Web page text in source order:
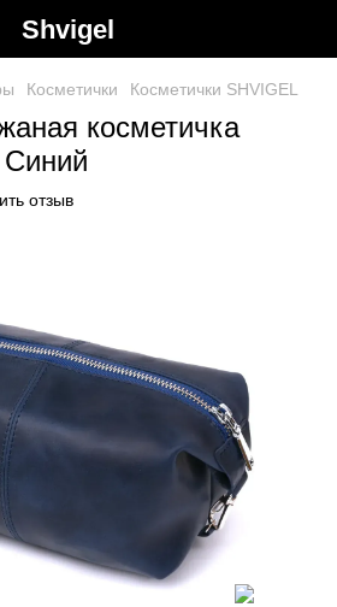
Shvigel
Косметички Косметички SHVIGEL
косметичка
отзыв